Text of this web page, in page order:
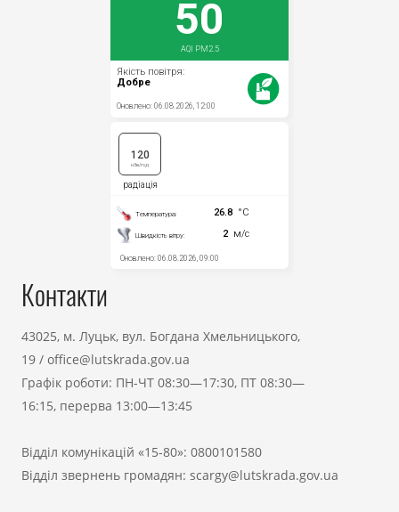
Контакти
43025, м. Луцьк, вул. Богдана Хмельницького,
19 / office@lutskrada.gov.ua
Графік роботи: ПН-ЧТ 08:30—17:30, ПТ 08:30—
16:15, перерва 13:00—13:45
Відділ комунікацій «15-80»: 0800101580
Відділ звернень громадян: scargy@lutskrada.gov.ua